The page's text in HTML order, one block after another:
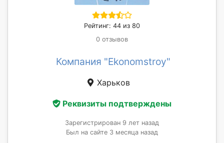
Рейтинг: 44 из 80
0 отзывов
Компания "Ekonomstroy"
Харьков
Реквизиты подтверждены
Зарегистрирован 9 лет назад
Был на сайте 3 месяца назад